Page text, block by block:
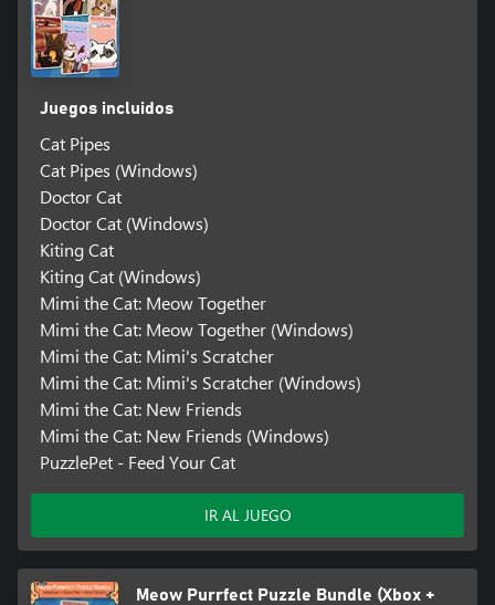
Juegos incluidos
Cat Pipes
Cat Pipes (Windows)
Doctor Cat
Doctor Cat (Windows)
Kiting Cat
Kiting Cat (Windows)
Mimi the Cat: Meow Together
Mimi the Cat: Meow Together (Windows)
Mimi the Cat: Mimi's Scratcher
Mimi the Cat: Mimi's Scratcher (Windows)
Mimi the Cat: New Friends
Mimi the Cat: New Friends (Windows)
PuzzlePet - Feed Your Cat
IR AL JUEGO
Meow Purrfect Puzzle Bundle (Xbox +